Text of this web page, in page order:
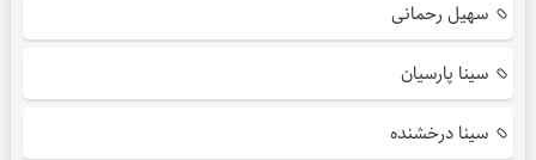
سهیل رحمانی
سینا پارسیان
سینا درخشنده